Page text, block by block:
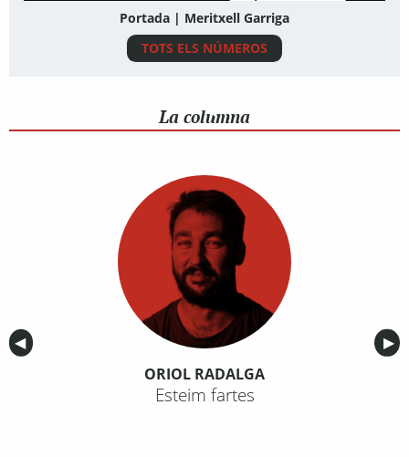
Portada | Meritxell Garriga
TOTS ELS NÚMEROS
La columna
Anterior
◀︎ ▶︎
ORIOL RADALGA
Esteim fartes